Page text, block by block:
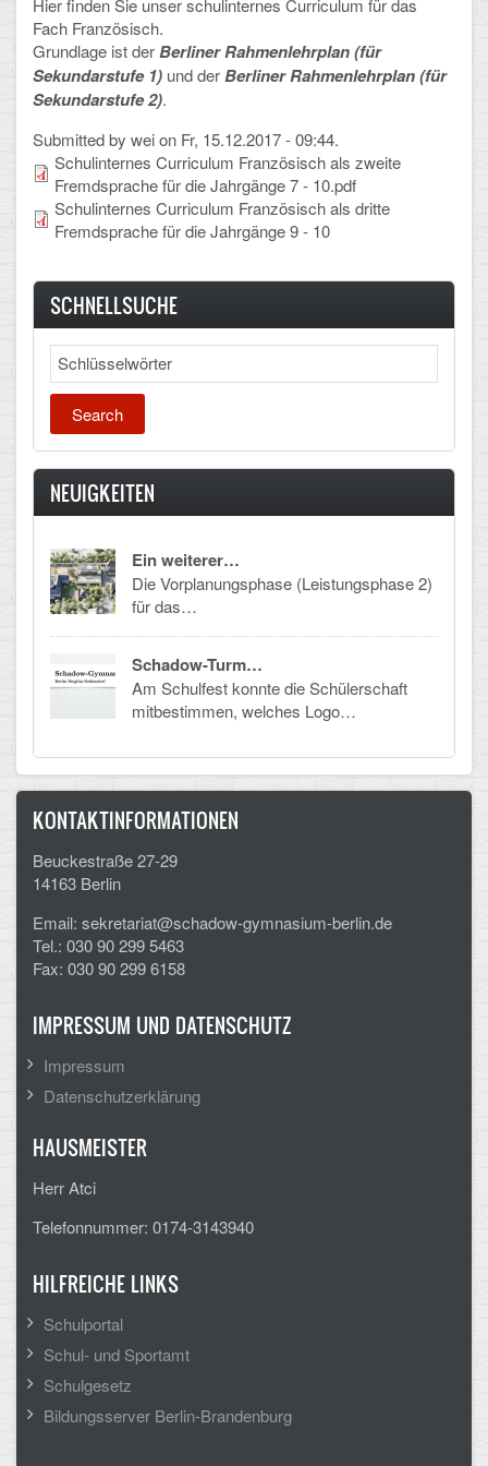
Schulalbum
SCHULLEBEN
Kollegium
Schulleitung
Schülervertretung
Gesamtelternvertretung
Sekretariat
Ganztagsschule
Schulsozialarbeit
Berufsorientierung
Arbeitsgemeinschaften
Klima-Projekt
Elternchor
FÄCHER
Ethik, Philosophie und Religion
Gesellschaftswissenschaften
Mathematik, Informatik und Naturwissenschaften
Musische Fächer
Sport
Freistellung/Entschuldigung
mPA
Hier finden Sie unser schulinternes Curriculum für das
Fach Französisch.
Grundlage ist derBerliner Rahmenlehrplan (für
Sekundarstufe 1) und derBerliner Rahmenlehrplan (für
Sekundarstufe 2).
Submitted by weion Fr, 15.12.2017 - 09:44.
Schulinternes Curriculum Französisch als zweite
Fremdsprache für die Jahrgänge 7 - 10.pdf
Schulinternes Curriculum Französisch als dritte
Fremdsprache für die Jahrgänge 9 - 10
SCHNELLSUCHE
Search
NEUIGKEITEN
Ein weiterer…
Die Vorplanungsphase (Leistungsphase 2)
für das…
Schadow-Turm…
Am Schulfest konnte die Schülerschaft
mitbestimmen, welches Logo…
KONTAKTINFORMATIONEN
Beuckestraße 27-29
14163 Berlin
Email: sekretariat@schadow-gymnasium-berlin.de
Tel.: 030 90 299 5463
Fax: 030 90 299 6158
IMPRESSUM UND DATENSCHUTZ
Impressum
Datenschutzerklärung
HAUSMEISTER
Herr Atci
Telefonnummer: 0174-3143940
HILFREICHE LINKS
Schulportal
Schul- und Sportamt
Schulgesetz
Bildungsserver Berlin-Brandenburg